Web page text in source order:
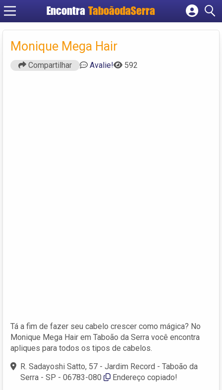
Encontra TaboãodaSerra
Cadastrar empresa
Criar conta
Monique Mega Hair
Compartilhar Avalie! 592
Tá a fim de fazer seu cabelo crescer como mágica? No
Monique Mega Hair em Taboão da Serra você encontra
apliques para todos os tipos de cabelos.
R. Sadayoshi Satto, 57 - Jardim Record - Taboão da
Serra - SP - 06783-080
Endereço copiado!